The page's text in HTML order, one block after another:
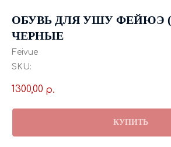
ОБУВЬ ДЛЯ УШУ ФЕЙЮЭ
ЧЕРНЫЕ
Feivue
SKU:
1300,00 р.
КУПИТЬ